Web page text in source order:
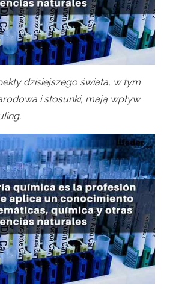
dzisiejszego świata, w tym
i stosunki, mają wpływ